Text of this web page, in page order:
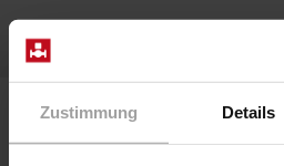
Zustimmung Details